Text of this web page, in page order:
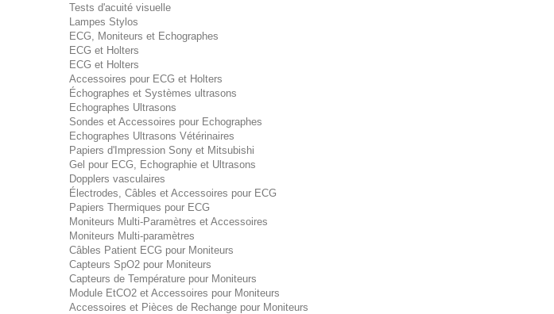
Tests d'acuité visuelle
Lampes Stylos
ECG, Moniteurs et Echographes
ECG et Holters
ECG et Holters
Accessoires pour ECG et Holters
Échographes et Systèmes ultrasons
Echographes Ultrasons
Sondes et Accessoires pour Echographes
Echographes Ultrasons Vétérinaires
Papiers d'Impression Sony et Mitsubishi
Gel pour ECG, Echographie et Ultrasons
Dopplers vasculaires
Électrodes, Câbles et Accessoires pour ECG
Papiers Thermiques pour ECG
Moniteurs Multi-Paramètres et Accessoires
Moniteurs Multi-paramètres
Câbles Patient ECG pour Moniteurs
Capteurs SpO2 pour Moniteurs
Capteurs de Température pour Moniteurs
Module EtCO2 et Accessoires pour Moniteurs
Accessoires et Pièces de Rechange pour Moniteurs